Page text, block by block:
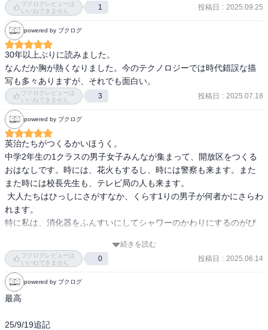
に楽しめた！！
ブクログレビューは
いいねできません
1 投稿日 : 2025.09.25
powered by ブクログ
30年以上ぶりに読みました。
なんだか胸が熱くなりました。今のテクノロジーでは時代錯誤な描
写も多々ありますが、それでも面白い。
ブクログレビューは
いいねできません
3 投稿日 : 2025.07.18
powered by ブクログ
英治たちがつくるかいほうく。
中学2年生の1クラスの男子女子みんなが集まって、開放区をつくる
おはなしです。時には、花火もするし、時には警察も来ます。また
また時には校長先生も、テレビ局の人も来ます。
れます。
特に私は、消化器をふんすいにしてシャワーのかわりにするのがび
文字が小さい本が苦手な人でも1ページ読んでみたらよふかしするく
らいおもしろいです。
色々シリーズがあるのでぜひ読んでみてさい！！！！！
続きを読む
ブクログレビューは
いいねできません
0 投稿日 : 2025.06.14
powered by ブクログ
最高
25/9/19追記